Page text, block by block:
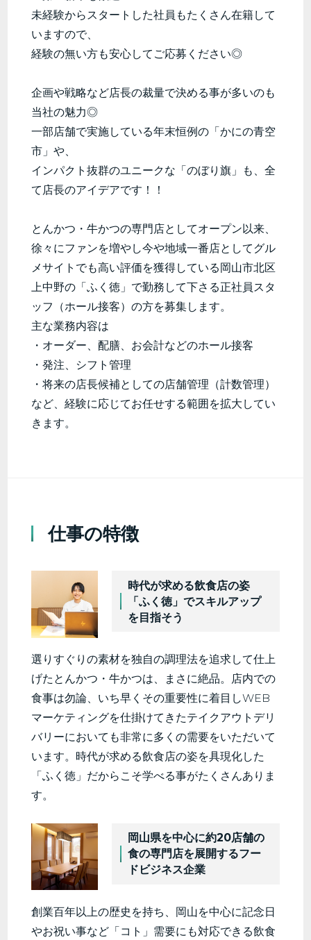
未経験からスタートした社員もたくさん在籍して
いますので、
経験の無い方も安心してご応募ください◎
企画や戦略など店長の裁量で決める事が多いのも
当社の魅力◎
一部店舗で実施している年末恒例の「かにの青空
市」や、
インパクト抜群のユニークな「のぼり旗」も、全
て店長のアイデアです！！
とんかつ・牛かつの専門店としてオープン以来、
徐々にファンを増やし今や地域一番店としてグル
メサイトでも高い評価を獲得している岡山市北区
上中野の「ふく徳」で勤務して下さる正社員スタ
ッフ（ホール接客）の方を募集します。
主な業務内容は
・オーダー、配膳、お会計などのホール接客
・発注、シフト管理
・将来の店長候補としての店舗管理（計数管理）
など、経験に応じてお任せする範囲を拡大してい
きます。
仕事の特徴
時代が求める飲食店の姿
「ふく徳」でスキルアップ
を目指そう
選りすぐりの素材を独自の調理法を追求して仕上
げたとんかつ・牛かつは、まさに絶品。店内での
食事は勿論、いち早くその重要性に着目しWEB
マーケティングを仕掛けてきたテイクアウトデリ
バリーにおいても非常に多くの需要をいただいて
います。時代が求める飲食店の姿を具現化した
「ふく徳」だからこそ学べる事がたくさんありま
す。
岡山県を中心に約20店舗の
食の専門店を展開するフー
ドビジネス企業
創業百年以上の歴史を持ち、岡山を中心に記念日
やお祝い事など「コト」需要にも対応できる飲食